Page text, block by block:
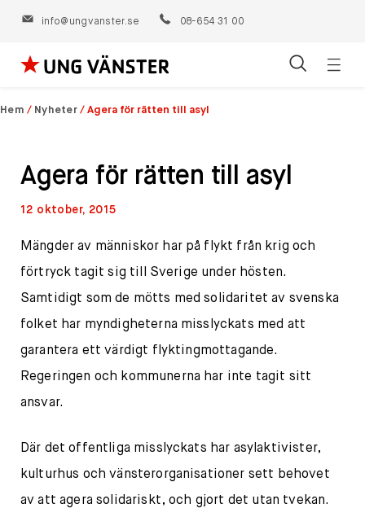
info@ungvanster.se 08-654 31 00
Hoppa
till
Hem / Nyheter /Agera för rätten till asyl
Agera för rätten till asyl
12 oktober, 2015
Mängder av människor har på flykt från krig och
förtryck tagit sig till Sverige under hösten.
Samtidigt som de mötts med solidaritet av svenska
folket har myndigheterna misslyckats med att
garantera ett värdigt flyktingmottagande.
Regeringen och kommunerna har inte tagit sitt
ansvar.
Där det offentliga misslyckats har asylaktivister,
kulturhus och vänsterorganisationer sett behovet
av att agera solidariskt, och gjort det utan tvekan.